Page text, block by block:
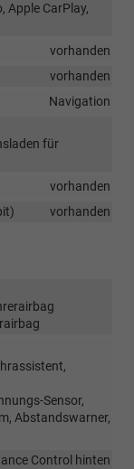
Apple CarPlay,
vorhanden
vorhanden
Navigation
für
vorhanden
vorhanden
Sensor,
Abstandswarner,
Control hinten